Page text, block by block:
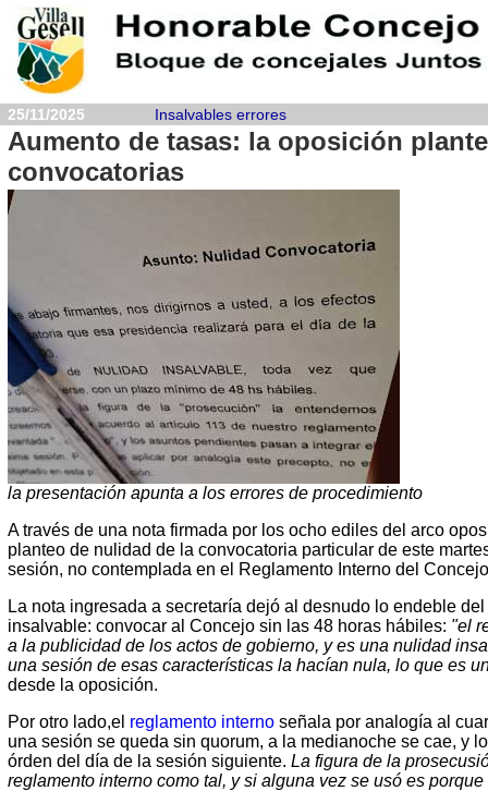
25/11/2025 Insalvables errores
Aumento de tasas: la oposición
convocatorias
la presentación apunta a los errores de procedimiento
A través de una nota firmada por los ocho ediles del arco
planteo de nulidad de la convocatoria particular de este
sesión, no contemplada en el Reglamento Interno del
La nota ingresada a secretaría dejó al desnudo lo endeble
insalvable: convocar al Concejo sin las 48 horas hábiles: "el
a la publicidad de los actos de gobierno, y es una nulidad
una sesión de esas características la hacían nula, lo que es
desde la oposición.
Por otro lado,el reglamento interno señala por analogía al
una sesión se queda sin quorum, a la medianoche se cae, y
órden del día de la sesión siguiente. La figura de la
reglamento interno como tal, y si alguna vez se usó es